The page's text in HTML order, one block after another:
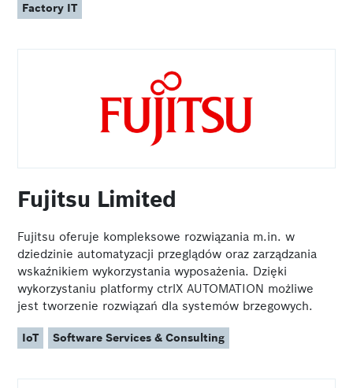
Factory IT
Fujitsu Limited
Fujitsu oferuje kompleksowe rozwiązania m.in. w
dziedzinie automatyzacji przeglądów oraz zarządzania
wskaźnikiem wykorzystania wyposażenia. Dzięki
wykorzystaniu platformy ctrlX AUTOMATION możliwe
jest tworzenie rozwiązań dla systemów brzegowych.
IoT Software Services & Consulting